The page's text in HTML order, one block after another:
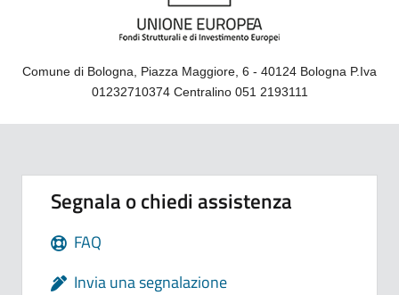
Comune di Bologna, Piazza Maggiore, 6 - 40124 Bologna P.Iva
01232710374 Centralino 051 2193111
Segnala o chiedi assistenza
FAQ
Invia una segnalazione